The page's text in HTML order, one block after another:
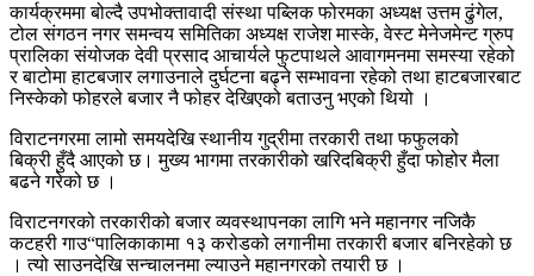
कार्यक्रममा बोल्दै उपभोक्तावादी संस्था पब्लिक फोरमका अध्यक्ष उत्तम ढुंगेल,
टोल संगठन नगर समन्वय समितिका अध्यक्ष राजेश मास्के, वेस्ट मेनेजमेन्ट ग्रुप
प्रालिका संयोजक देवी प्रसाद आचार्यले फुटपाथले आवागमनमा समस्या रहेको
र बाटोमा हाटबजार लगाउनाले दुर्घटना बढ्ने सम्भावना रहेको तथा हाटबजारबाट
निस्केको फोहरले बजार नै फोहर देखिएको बताउनु भएको थियो ।
विराटनगरमा लामो समयदेखि स्थानीय गुद्रीमा तरकारी तथा फफुलको
बिक्री हुँदै आएको छ। मुख्य भागमा तरकारीको खरिदबिक्री हुँदा फोहोर मैला
बढने गरेको छ ।
विराटनगरको तरकारीको बजार व्यवस्थापनका लागि भने महानगर नजिकै
कटहरी गाउ“पालिकाकामा १३ करोडको लगानीमा तरकारी बजार बनिरहेको छ
। त्यो साउनदेखि सन्चालनमा ल्याउने महानगरको तयारी छ ।